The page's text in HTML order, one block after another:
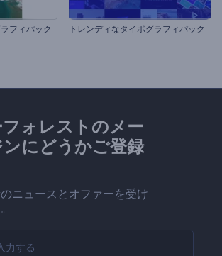
フィパック トレンディなタイポグラフィパック
ォレストのメー
にどうかご登録
ニュースとオファーを受け